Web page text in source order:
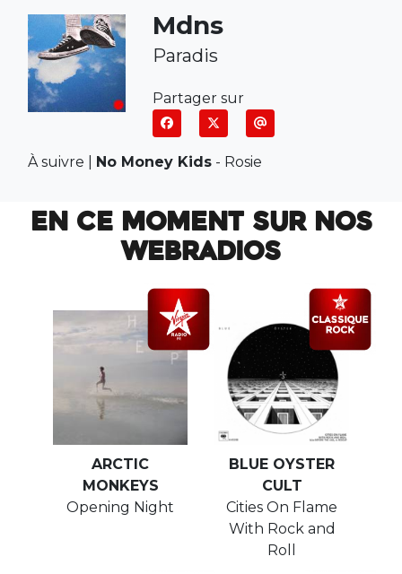
Mdns
Paradis
Partager sur
À suivre | No Money Kids - Rosie
EN CE MOMENT SUR NOS
WEBRADIOS
ARCTIC
MONKEYS
Opening Night
BLUE OYSTER
CULT
Cities On Flame
With Rock and
Roll